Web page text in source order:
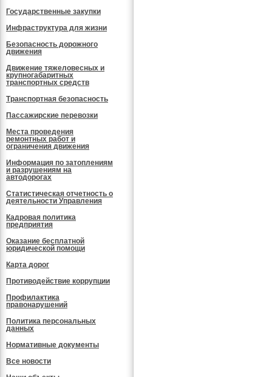
Государственные закупки
Инфраструктура для жизни
Безопасность дорожного
движения
Движение тяжеловесных и
крупногабаритных
транспортных средств
Транспортная безопасность
Пассажирские перевозки
Места проведения
ремонтных работ и
ограничения движения
Информация по затоплениям
и разрушениям на
автодорогах
Статистическая отчетность о
деятельности Управления
Кадровая политика
предприятия
Оказание бесплатной
юридической помощи
Карта дорог
Противодействие коррупции
Профилактика
правонарушений
Политика персональных
данных
Нормативные документы
Все новости